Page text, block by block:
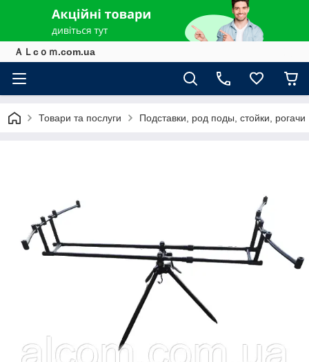
ＡＬcｏｍ.com.ua
Товари та послуги Подставки, род поды, стойки, рогачи